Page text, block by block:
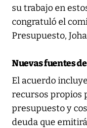
su trabajo en
congratuló el
Presupuesto,
Nuevas fuentes
El acuerdo
recursos propios
presupuesto y
deuda que